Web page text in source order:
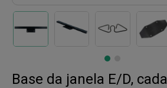
Base da janela E/D, cada